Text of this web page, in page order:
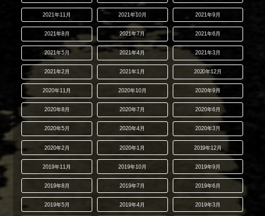
2021年11月 2021年10月 2021年9月
2021年8月 2021年7月 2021年6月
2021年5月 2021年4月 2021年3月
2021年2月 2021年1月 2020年12月
2020年11月 2020年10月 2020年9月
2020年8月 2020年7月 2020年6月
2020年5月 2020年4月 2020年3月
2020年2月 2020年1月 2019年12月
2019年11月 2019年10月 2019年9月
2019年8月 2019年7月 2019年6月
2019年5月 2019年4月 2019年3月